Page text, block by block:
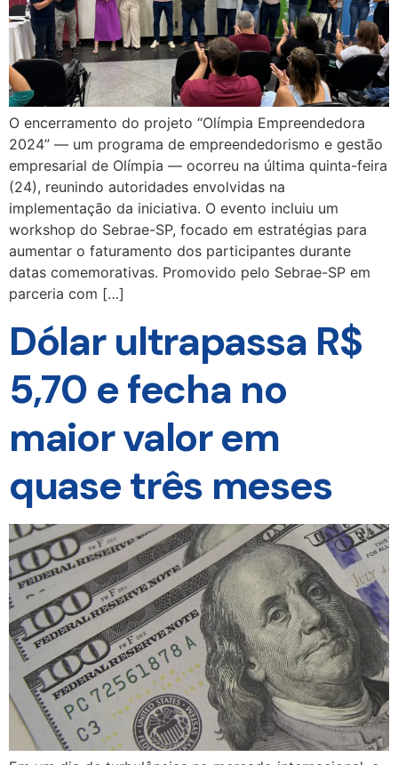
O encerramento do projeto “Olímpia Empreendedora
2024” — um programa de empreendedorismo e gestão
empresarial de Olímpia — ocorreu na última quinta-feira
(24), reunindo autoridades envolvidas na
implementação da iniciativa. O evento incluiu um
workshop do Sebrae-SP, focado em estratégias para
aumentar o faturamento dos participantes durante
datas comemorativas. Promovido pelo Sebrae-SP em
parceria com […]
Dólar ultrapassa R$
5,70 e fecha no
maior valor em
quase três meses